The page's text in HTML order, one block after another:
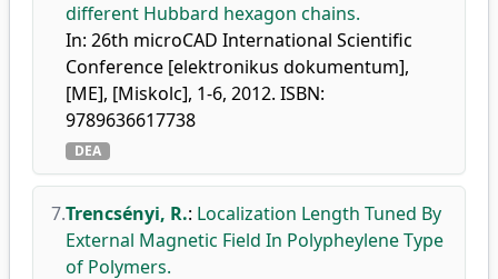
different Hubbard hexagon chains.
In: 26th microCAD International Scientific
Conference [elektronikus dokumentum],
[ME], [Miskolc], 1-6, 2012. ISBN:
9789636617738
DEA
7.Trencsényi, R.: Localization Length Tuned By
External Magnetic Field In Polypheylene Type
of Polymers.